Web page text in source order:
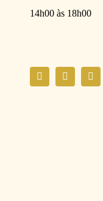
14h00 às 18h00